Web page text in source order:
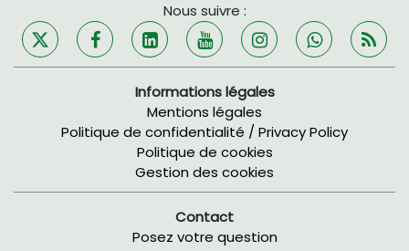
Nous suivre :
Informations légales
Mentions légales
Politique de confidentialité / Privacy Policy
Politique de cookies
Gestion des cookies
Contact
Posez votre question